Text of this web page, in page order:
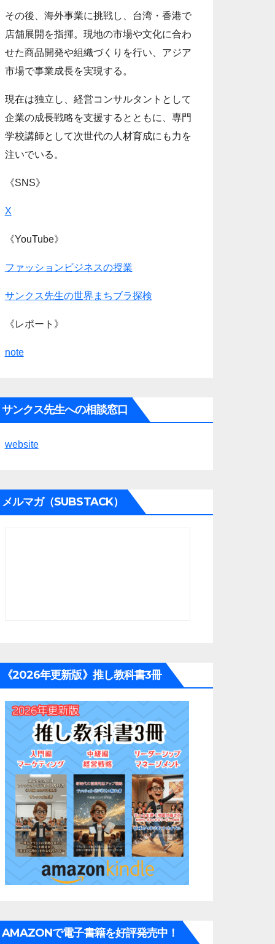
その後、海外事業に挑戦し、台湾・香港で
店舗展開を指揮。現地の市場や文化に合わ
せた商品開発や組織づくりを行い、アジア
市場で事業成長を実現する。
現在は独立し、経営コンサルタントとして
企業の成長戦略を支援するとともに、専門
学校講師として次世代の人材育成にも力を
注いでいる。
《SNS》
X
《YouTube》
ファッションビジネスの授業
サンクス先生の世界まちブラ探検
《レポート》
note
サンクス先生への相談窓口
website
メルマガ（SUBSTACK）
《2026年更新版》推し教科書3冊
AMAZONで電子書籍を好評発売中！